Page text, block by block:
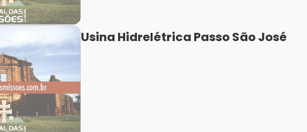
Usina Hidrelétrica Passo São José